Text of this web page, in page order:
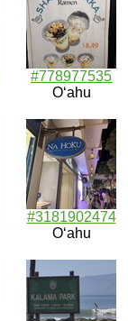
#778977535
Oʻahu
#3181902474
Oʻahu